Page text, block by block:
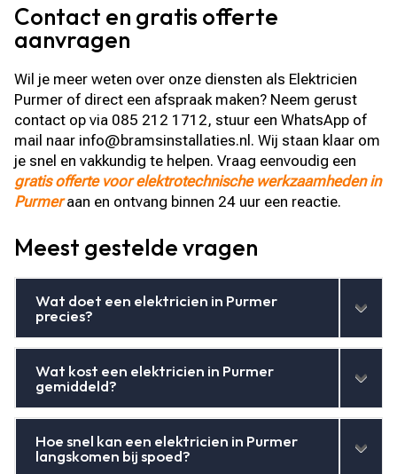
Contact en gratis offerte
aanvragen
Wil je meer weten over onze diensten als Elektricien
Purmer of direct een afspraak maken? Neem gerust
contact op via 085 212 1712, stuur een WhatsApp of
mail naar info@bramsinstallaties.nl. Wij staan klaar om
je snel en vakkundig te helpen. Vraag eenvoudig een
gratis offerte voor elektrotechnische werkzaamheden in
Purmeraan en ontvang binnen 24 uur een reactie.
Meest gestelde vragen
Wat doet een elektricien in Purmer
precies?
Wat kost een elektricien in Purmer
gemiddeld?
Hoe snel kan een elektricien in Purmer
langskomen bij spoed?